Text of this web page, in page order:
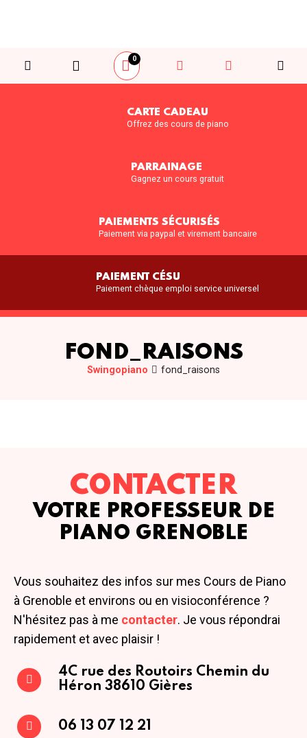
0
CARTE CADEAU
Offrez des cours de piano
PARRAINAGE
Gagnez un cours gratuit
PAIEMENTS SÉCURISÉS
Paiement via paypal et virement bancaire
PAIEMENT CÉSU
Paiement chèque emploi service universel
FOND_RAISONS
Swingopiano fond_raisons
CONTACTER
VOTRE PROFESSEUR DE
PIANO GRENOBLE
Vous souhaitez des infos sur mes Cours de Piano
à Grenoble et environs ou en visioconférence ?
N'hésitez pas à me contacter. Je vous répondrai
rapidement et avec plaisir !
4C rue des Routoirs Chemin du
Héron 38610 Gières
06 13 07 12 21